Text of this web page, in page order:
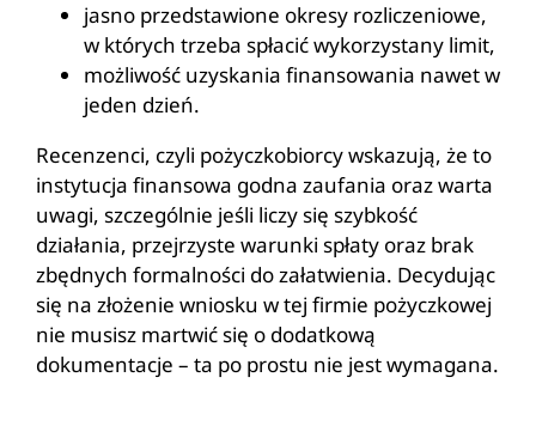
jasno przedstawione okresy rozliczeniowe,
w których trzeba spłacić wykorzystany limit,
możliwość uzyskania finansowania nawet w
jeden dzień.
Recenzenci, czyli pożyczkobiorcy wskazują, że to
instytucja finansowa godna zaufania oraz warta
uwagi, szczególnie jeśli liczy się szybkość
działania, przejrzyste warunki spłaty oraz brak
zbędnych formalności do załatwienia. Decydując
się na złożenie wniosku w tej firmie pożyczkowej
nie musisz martwić się o dodatkową
dokumentacje – ta po prostu nie jest wymagana.